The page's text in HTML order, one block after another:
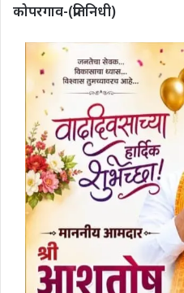
कोपरगाव-(प्रतिनिधी)